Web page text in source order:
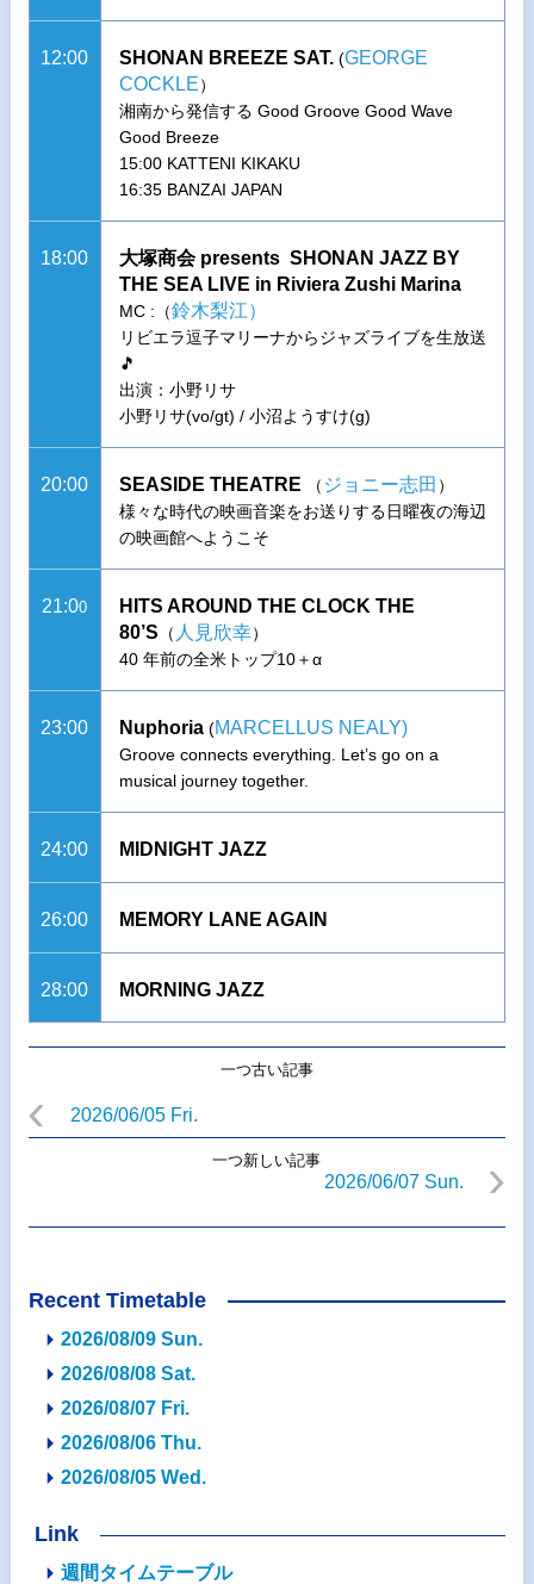
12:00 SHONAN BREEZE SAT.(GEORGE
COCKLE）
湘南から発信する Good Groove Good Wave
Good Breeze
15:00 KATTENI KIKAKU
16:35 BANZAI JAPAN
18:00
大塚商会 presents SHONAN JAZZ BY
THE SEA LIVE in Riviera Zushi Marina
MC :（鈴木梨江）
リビエラ逗子マリーナからジャズライブを生放送
🎵
出演：小野リサ
小野リサ(vo/gt) / 小沼ようすけ(g)
20:00 SEASIDE THEATRE （ ジョニー志田 ）
様々な時代の映画音楽をお送りする日曜夜の海辺
の映画館へようこそ
21:00
HITS AROUND THE CLOCK THE
80’S （ 人見欣幸）
40 年前の全米トップ10＋α
23:00 Nuphoria(MARCELLUS NEALY)
Groove connects everything. Let’s go on a
musical journey together.
24:00 MIDNIGHT JAZZ
26:00 MEMORY LANE AGAIN
28:00 MORNING JAZZ
一つ古い記事
2026/06/05 Fri.
一つ新しい記事
2026/06/07 Sun.
Recent Timetable
2026/08/09 Sun.
2026/08/08 Sat.
2026/08/07 Fri.
2026/08/06 Thu.
2026/08/05 Wed.
Link
週間タイムテーブル